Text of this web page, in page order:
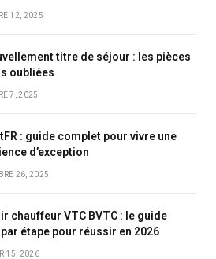
12, 2025
titre de séjour : les pièces
oubliées
7, 2025
: guide complet pour vivre une
d’exception
26, 2025
chauffeur VTC BVTC : le guide
étape pour réussir en 2026
15, 2026